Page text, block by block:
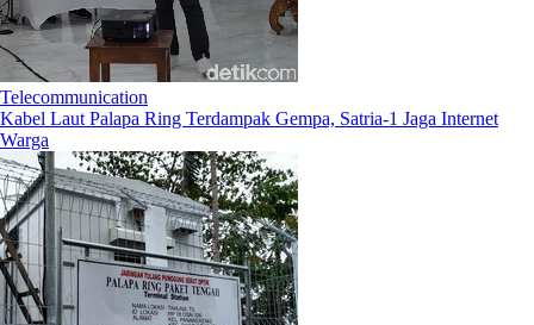
Telecommunication
Kabel Laut Palapa Ring Terdampak Gempa, Satria-1 Jaga Internet
Warga